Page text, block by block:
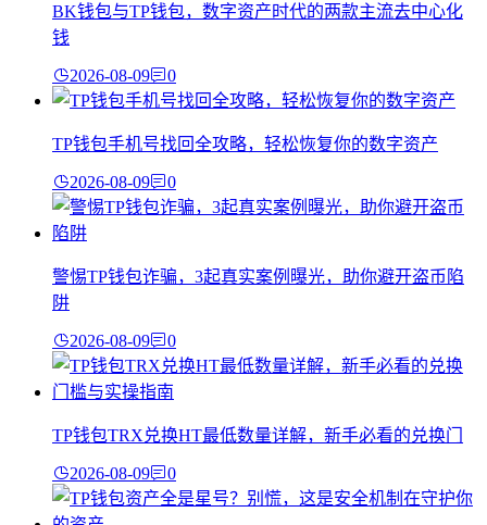
BK钱包与TP钱包，数字资产时代的两款主流去中心化
钱
2026-08-09 0
TP钱包手机号找回全攻略，轻松恢复你的数字资产
2026-08-09 0
警惕TP钱包诈骗，3起真实案例曝光，助你避开盗币陷
阱
2026-08-09 0
TP钱包TRX兑换HT最低数量详解，新手必看的兑换门
2026-08-09 0